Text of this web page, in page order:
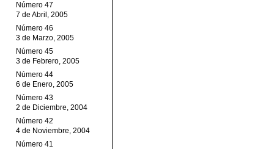
Número 47
7 de Abril, 2005
Número 46
3 de Marzo, 2005
Número 45
3 de Febrero, 2005
Número 44
6 de Enero, 2005
Número 43
2 de Diciembre, 2004
Número 42
4 de Noviembre, 2004
Número 41